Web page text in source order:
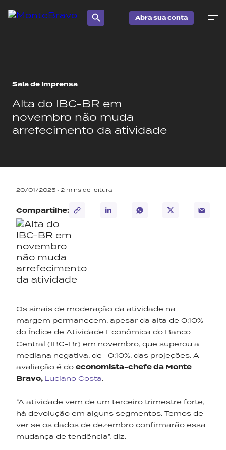
Abra sua conta
Sala de Imprensa
Alta do IBC-BR em
novembro não muda
arrefecimento da atividade
20/01/2025 • 2 mins de leitura
Compartilhe:
Os sinais de moderação da atividade na
margem permanecem, apesar da alta de 0,10%
do Índice de Atividade Econômica do Banco
Central (IBC-Br) em novembro, que superou a
mediana negativa, de -0,10%, das projeções. A
avaliação é do economista-chefe da Monte
Bravo, Luciano Costa.
“A atividade vem de um terceiro trimestre forte,
há devolução em alguns segmentos. Temos de
ver se os dados de dezembro confirmarão essa
mudança de tendência”, diz.